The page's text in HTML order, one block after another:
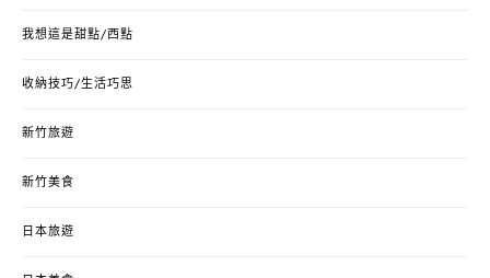
我想這是甜點/西點
收納技巧/生活巧思
新竹旅遊
新竹美食
日本旅遊